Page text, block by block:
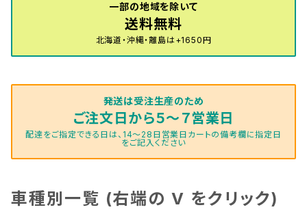
一部の地域を除いて
送料無料
北海道・沖縄・離島は+1650円
発送は受注生産のため
ご注文日から５～７営業日
配達をご指定できる日は、14～28日営業日カートの備考欄に指定日
をご記入ください
車種別一覧 (右端の V をクリック)